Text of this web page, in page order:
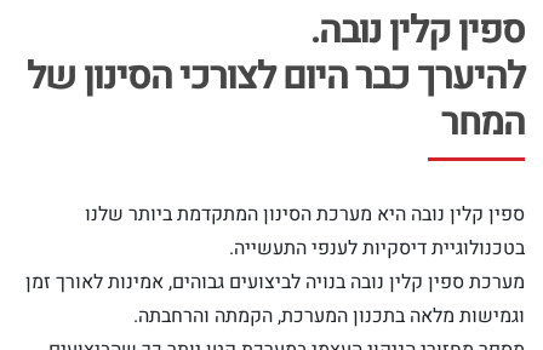
ספין קלין נובה.
להיערך כבר היום לצורכי הסינון של
המחר
ספין קלין נובה היא מערכת הסינון המתקדמת ביותר שלנו
בטכנולוגיית דיסקיות לענפי התעשייה.
מערכת ספין קלין נובה בנויה לביצועים גבוהים, אמינות לאורך זמן
וגמישות מלאה בתכנון המערכת, הקמתה והרחבתה.